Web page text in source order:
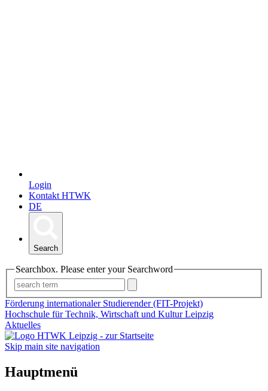
Login
Kontakt HTWK
DE
Search
Searchbox. Please enter your Searchword
Förderung internationaler Studierender (FIT-Projekt)
Hochschule für Technik, Wirtschaft und Kultur Leipzig
Aktuelles
Skip main site navigation
Hauptmenü